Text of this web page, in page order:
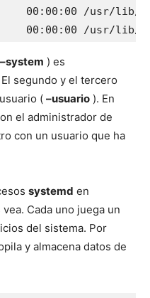
00:00:00 /usr/lib/
00:00:00 /usr/lib/
–system ) es
segundo y el tercero
( –usuario ). En
el administrador de
con un usuario que ha
systemd en
Cada uno juega un
del sistema. Por
y almacena datos de